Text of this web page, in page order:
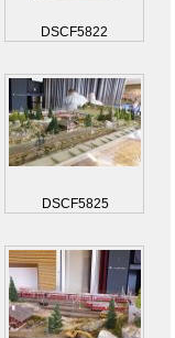
DSCF5822
DSCF5825